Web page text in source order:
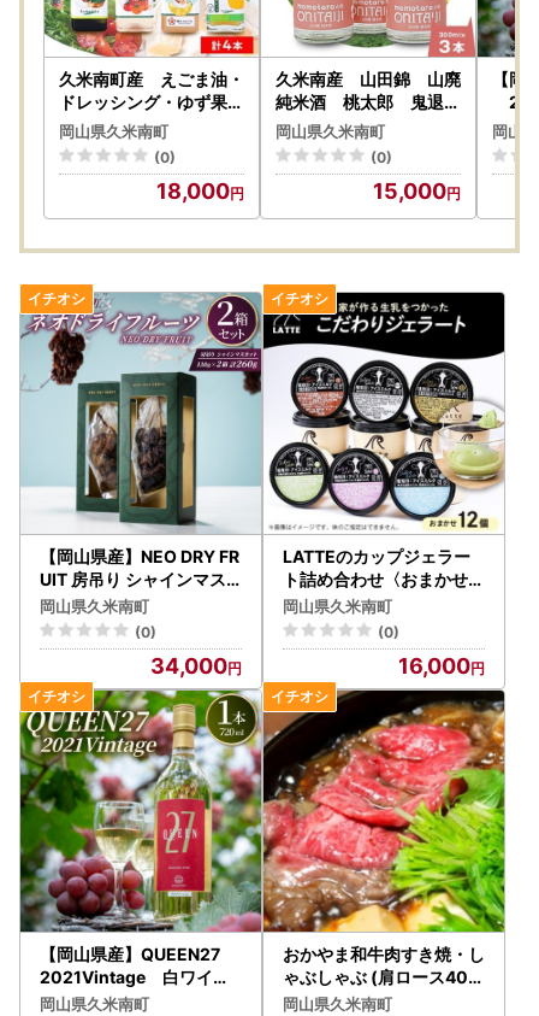
久米南町産 えごま油・
ドレッシング・ゆず果汁
セット(えごま油・トマ
ト・ゆず・ゆず果汁 各
1本)【配送不可地域：離
島】【1477993】
岡山県久米南町
(0)
18,000
久米南産 山田錦 山廃
純米酒 桃太郎 鬼退治
300ml 3本【11092
00】
岡山県久米南町
(0)
15,000
【岡
イン
岡山
【岡山県産】NEO DRY FR
UIT 房吊り シャインマス
カット【配送不可地域：離
島】【1264524】
岡山県久米南町
(0)
34,000
LATTEのカップジェラー
ト詰め合わせ〈おまかせ〉
全12個【配送不可地域：
離島】【1477104】
岡山県久米南町
(0)
16,000
【岡山県産】QUEEN27
2021Vintage 白ワイン
【1522056】
岡山県久米南町
おかやま和牛肉すき焼・し
ゃぶしゃぶ (肩ロース400
g)【配送不可地域：離島
岡山県久米南町